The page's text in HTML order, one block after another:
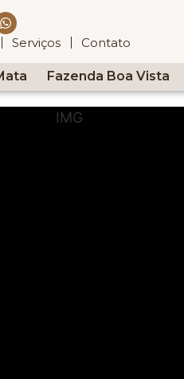
Serviços Contato
Fazenda Boa Vista